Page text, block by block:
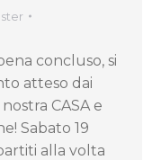
concluso, si
atteso dai
CASA e
Sabato 19
alla volta